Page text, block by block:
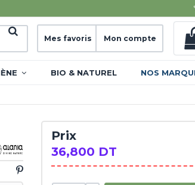
Mes favoris Mon compte
BIO & NATUREL NOS
Prix
36,800 DT